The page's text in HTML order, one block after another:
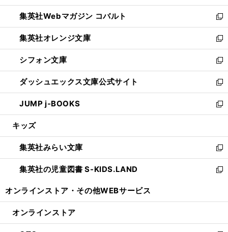
開
く
ウ
で
開
く
ン
ド
ウ
で
開
く
ウ
ィ
ン
ド
ウ
で
開
く
集英社Webマガジン コバルト
新
し
い
ウ
ィ
ン
ド
ウ
で
開
集英社オレンジ文庫
新
し
い
ウ
ィ
ン
ド
ウ
開
く
シフォン文庫
新
し
い
ウ
ィ
ン
ウ
で
開
く
ダッシュエックス文庫公式サイト
新
し
い
ウ
ン
ド
ウ
で
JUMP j-BOOKS
新
し
ウ
ィ
ン
ド
開
キッズ
集英社みらい文庫
新
し
い
ン
ウ
集英社の児童図書 S-KIDS.LAND
新
ウ
ン
オンラインストア・ その他WEBサービス
オンラインストア